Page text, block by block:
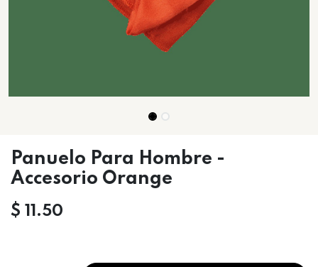
Panuelo Para Hombre -
Accesorio Orange
$ 11.50